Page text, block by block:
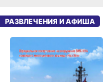
РАЗВЛЕЧЕНИЯ И АФИША